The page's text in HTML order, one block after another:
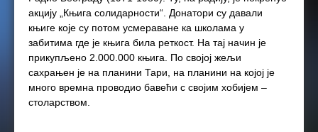
акцију „Књига солидарности“. Донатори су давали
књиге које су потом усмераване ка школама у
забитима где је књига била реткост. На тај начин је
прикупљено 2.000.000 књига. По својој жељи
сахрањен је на планини Тари, на планини на којој је
много времна проводио бавећи с својим хобијем –
столарством.